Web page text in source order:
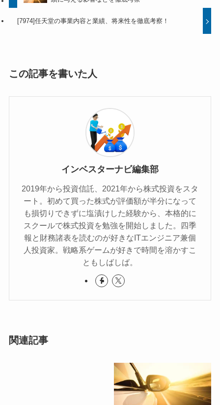
[7974]任天堂の事業内容と業績、将来性を徹底考察！
この記事を書いた人
インベスターナビ編集部
2019年から投資信託、2021年から株式投資をスタ
ート。初めて買った株式が評価額が半分になって
も損切りできずに塩漬けした経験から、本格的に
スクールで株式投資を勉強を開始しました。四季
報と財務諸表を読むのが好きなITエンジニア兼個
人投資家。戦略系ゲームが好きで時間を溶かすこ
ともしばしば。
関連記事